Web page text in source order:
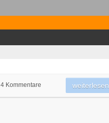
4 Kommentare weiterlesen